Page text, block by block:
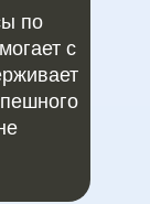
по
с